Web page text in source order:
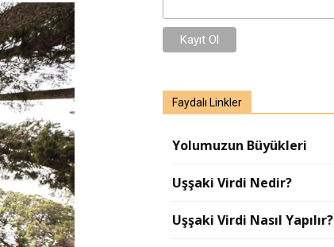
Faydalı Linkler
Yolumuzun Büyükleri
Uşşaki Virdi Nedir?
Uşşaki Virdi Nasıl Yapılır?